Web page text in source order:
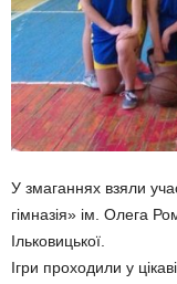
У змаганнях взяли
гімназія» ім. Олега
Ільковицької.
Ігри проходили у